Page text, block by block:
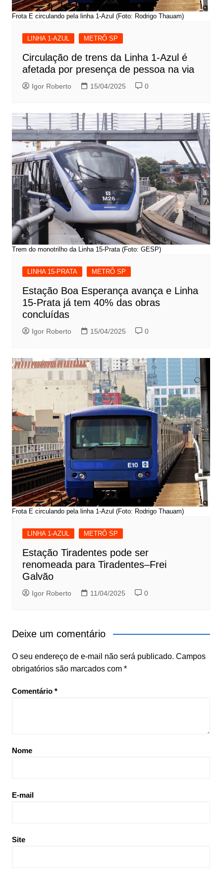
Frota E circulando pela linha 1-Azul (Foto: Rodrigo Thauam)
LINHA 1-AZUL METRÔ SP
Circulação de trens da Linha 1-Azul é
afetada por presença de pessoa na via
Igor Roberto 15/04/2025 0
Trem do monotrilho da Linha 15-Prata (Foto: GESP)
LINHA 15-PRATA METRÔ SP
Estação Boa Esperança avança e Linha
15-Prata já tem 40% das obras
concluídas
Igor Roberto 15/04/2025 0
Frota E circulando pela linha 1-Azul (Foto: Rodrigo Thauam)
LINHA 1-AZUL METRÔ SP
Estação Tiradentes pode ser
renomeada para Tiradentes–Frei
Galvão
Igor Roberto 11/04/2025 0
Deixe um comentário
O seu endereço de e-mail não será publicado. Campos
obrigatórios são marcados com *
Comentário *
Nome
E-mail
Site